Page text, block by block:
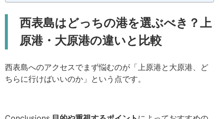
西表島はどっちの港を選ぶべき？上
原港・大原港の違いと比較
西表島へのアクセスでまず悩むのが「上原港と大原港、ど
ちらに行けばいいのか」という点です。